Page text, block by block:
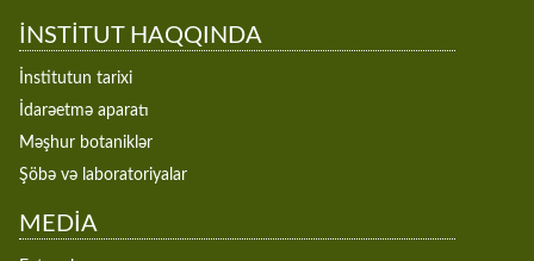
İNSTİTUT HAQQINDA
İnstitutun tarixi
İdarəetmə aparatı
Məşhur botaniklər
Şöbə və laboratoriyalar
MEDİA